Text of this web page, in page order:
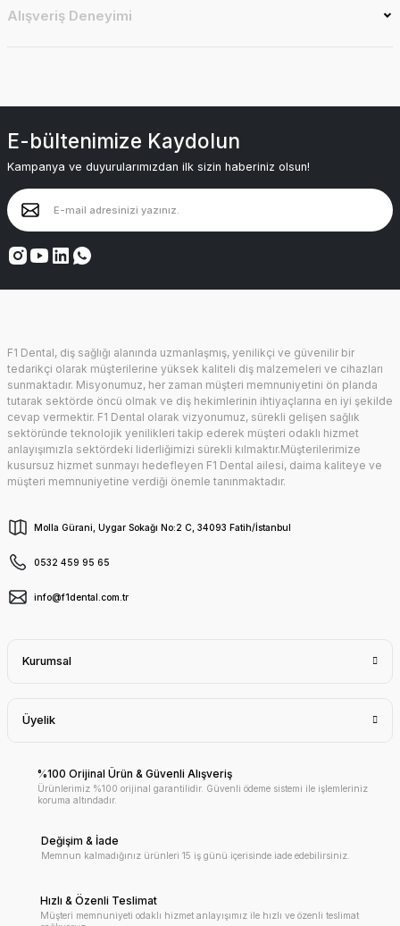
Alışveriş Deneyimi
E-bültenimize Kaydolun
Kampanya ve duyurularımızdan ilk sizin haberiniz olsun!
F1 Dental, diş sağlığı alanında uzmanlaşmış, yenilikçi ve güvenilir bir
tedarikçi olarak müşterilerine yüksek kaliteli diş malzemeleri ve cihazları
sunmaktadır. Misyonumuz, her zaman müşteri memnuniyetini ön planda
tutarak sektörde öncü olmak ve diş hekimlerinin ihtiyaçlarına en iyi şekilde
cevap vermektir. F1 Dental olarak vizyonumuz, sürekli gelişen sağlık
sektöründe teknolojik yenilikleri takip ederek müşteri odaklı hizmet
anlayışımızla sektördeki liderliğimizi sürekli kılmaktır.Müşterilerimize
kusursuz hizmet sunmayı hedefleyen F1 Dental ailesi, daima kaliteye ve
müşteri memnuniyetine verdiği önemle tanınmaktadır.
Molla Gürani, Uygar Sokağı No:2 C, 34093 Fatih/İstanbul
0532 459 95 65
info@f1dental.com.tr
Kurumsal
Üyelik
%100 Orijinal Ürün & Güvenli Alışveriş
Ürünlerimiz %100 orijinal garantilidir. Güvenli ödeme sistemi ile işlemleriniz
koruma altındadır.
Değişim & İade
Memnun kalmadığınız ürünleri 15 iş günü içerisinde iade edebilirsiniz.
Hızlı & Özenli Teslimat
Müşteri memnuniyeti odaklı hizmet anlayışımız ile hızlı ve özenli teslimat